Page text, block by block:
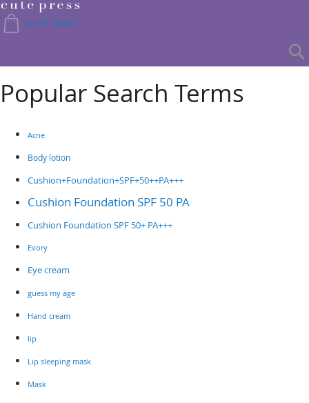
Skip
to
Content
ตะกร้าสินค้า
Popular Search Terms
Acne
Body lotion
Cushion+Foundation+SPF+50++PA+++
Cushion Foundation SPF 50 PA
Cushion Foundation SPF 50+ PA+++
Evory
Eye cream
guess my age
Hand cream
lip
Lip sleeping mask
Mask